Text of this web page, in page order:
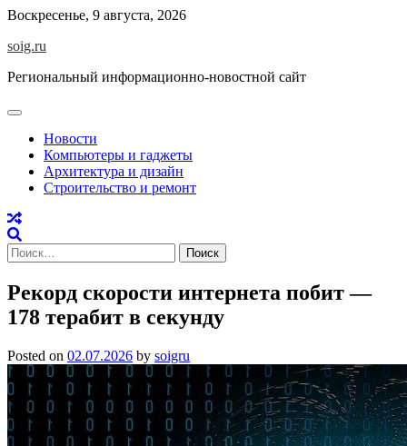
Skip
content
Воскресенье, 9 августа, 2026
soig.ru
Региональный информационно-новостной сайт
Новости
Компьютеры и гаджеты
Архитектура и дизайн
Строительство и ремонт
Найти:
Рекорд скорости интернета побит —
178 терабит в секунду
Posted on 02.07.2026 by soigru